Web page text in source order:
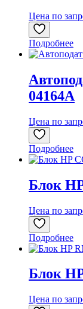
Цена по
Подробнее
04164A
Цена по
Подробнее
Блок
Цена по
Подробнее
Блок
Цена по